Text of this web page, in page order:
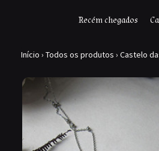
Recém chegados
Início › Todos os produtos › Castelo